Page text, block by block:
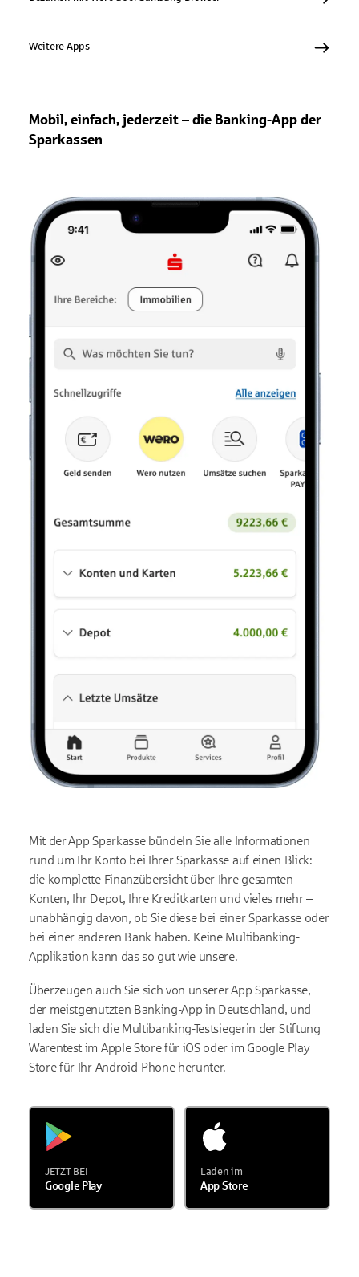
Weitere Apps
Mobil, einfach, jederzeit – die Banking-App der
Sparkassen
Mit der App Sparkasse bündeln Sie alle Informationen
rund um Ihr Konto bei Ihrer Sparkasse auf einen Blick:
die komplette Finanzübersicht über Ihre gesamten
Konten, Ihr Depot, Ihre Kreditkarten und vieles mehr –
unabhängig davon, ob Sie diese bei einer Sparkasse oder
bei einer anderen Bank haben. Keine Multibanking-
Applikation kann das so gut wie unsere.
Überzeugen auch Sie sich von unserer App Sparkasse,
der meistgenutzten Banking-App in Deutschland, und
laden Sie sich die Multibanking-Testsiegerin der Stiftung
Warentest im Apple Store für iOS oder im Google Play
Store für Ihr Android-Phone herunter.
JETZT BEI
Google Play
Laden im
App Store